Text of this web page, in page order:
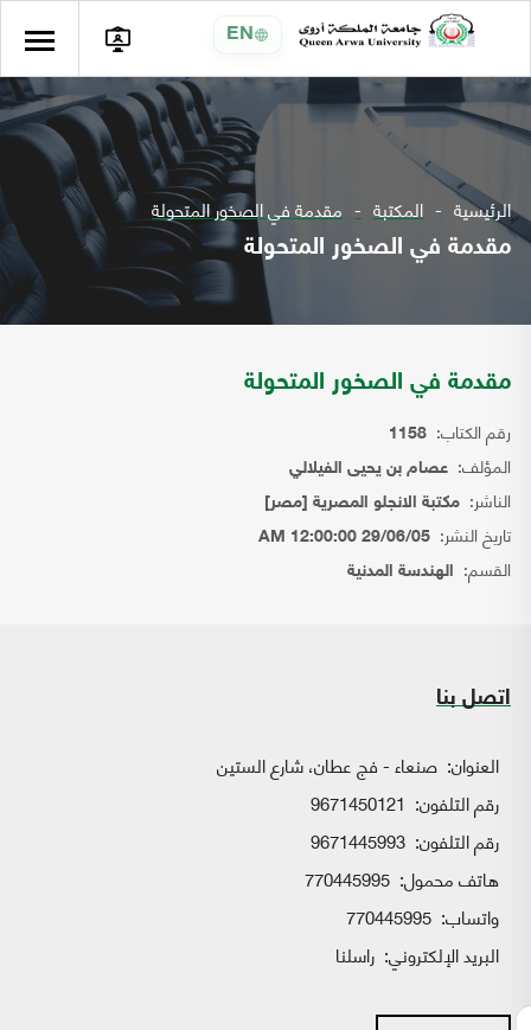
EN
الرئيسية المكتبة مقدمة في الصخور المتحولة
مقدمة في الصخور المتحولة
مقدمة في الصخور المتحولة
رقم الكتاب: 1158
المؤلف: عصام بن يحيى الفيلالي
الناشر: مكتبة الانجلو المصرية [مصر]
تاريخ النشر: 29/06/05 12:00:00 AM
القسم: الهندسة المدنية
اتصل بنا
العنوان: صنعاء - فج عطان، شارع الستين
رقم التلفون: 9671450121
رقم التلفون: 9671445993
هاتف محمول: 770445995
واتساب:
البريد الإلكتروني: راسلنا